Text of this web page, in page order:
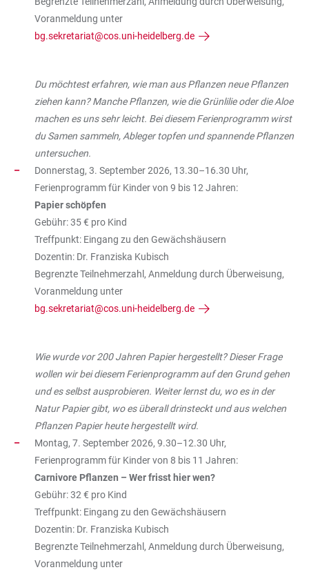
Voranmeldung unter
bg.sekretariat@cos.uni-heidelberg.de
Du möchtest erfahren, wie man aus Pflanzen neue Pflanzen
ziehen kann? Manche Pflanzen, wie die Grünlilie oder die Aloe
machen es uns sehr leicht. Bei diesem Ferienprogramm wirst
du Samen sammeln, Ableger topfen und spannende Pflanzen
untersuchen.
Donnerstag, 3. September 2026, 13.30–16.30 Uhr,
Ferienprogramm für Kinder von 9 bis 12 Jahren:
Papier schöpfen
Gebühr: 35 € pro Kind
Treffpunkt: Eingang zu den Gewächshäusern
Dozentin: Dr. Franziska Kubisch
Begrenzte Teilnehmerzahl, Anmeldung durch Überweisung,
Voranmeldung unter
bg.sekretariat@cos.uni-heidelberg.de
Wie wurde vor 200 Jahren Papier hergestellt? Dieser Frage
wollen wir bei diesem Ferienprogramm auf den Grund gehen
und es selbst ausprobieren. Weiter lernst du, wo es in der
Natur Papier gibt, wo es überall drinsteckt und aus welchen
Pflanzen Papier heute hergestellt wird.
Montag, 7. September 2026, 9.30–12.30 Uhr,
Ferienprogramm für Kinder von 8 bis 11 Jahren:
Carnivore Pflanzen – Wer frisst hier wen?
Gebühr: 32 € pro Kind
Treffpunkt: Eingang zu den Gewächshäusern
Dozentin: Dr. Franziska Kubisch
Begrenzte Teilnehmerzahl, Anmeldung durch Überweisung,
Voranmeldung unter